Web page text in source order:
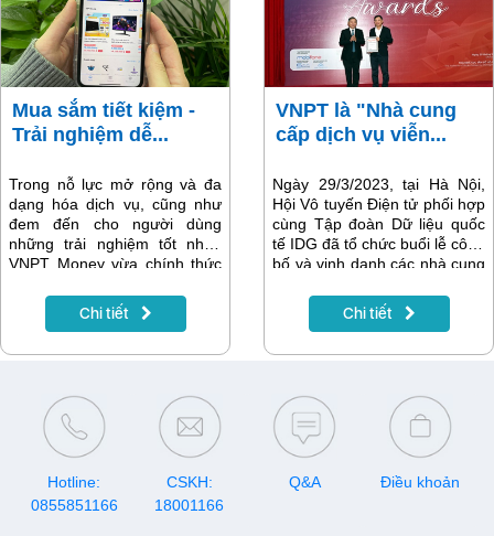
Mua sắm tiết kiệm -
Trải nghiệm dễ...
Trong nỗ lực mở rộng và đa
dạng hóa dịch vụ, cũng như
đem đến cho người dùng
những trải nghiệm tốt nhất,
VNPT Money vừa chính thức
những sàn thương mại điện tử
uy tín tại Việt Nam, để ra mắt
Chi tiết
VNPT là "Nhà cung
cấp dịch vụ viễn...
Ngày 29/3/2023, tại Hà Nội,
Hội Vô tuyến Điện tử phối hợp
cùng Tập đoàn Dữ liệu quốc
tế IDG đã tổ chức buổi lễ công
bố và vinh danh các nhà cung
di động, cố định, ISP và điện
toán đám mây tiêu biểu năm
Chi tiết
Hotline:
0855851166
CSKH:
18001166
Q&A Điều khoản